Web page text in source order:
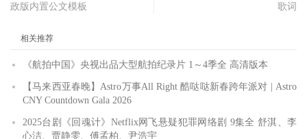
政版内置公文模板
歌词
相关推荐
《航拍中国》央视出品大型航拍纪录片 1～4季全 高清版本
【马来西亚春晚】Astro万事All Right 酷哒哒新春跨年派对 | Astro
CNY Countdown Gala 2026
2025台剧《回魂计》Netflix网飞悬疑犯罪网络剧 9集全 舒淇、李
心洁、贾静雯、傅孟柏、尹浩宇